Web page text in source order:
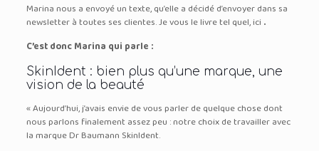
Marina nous a envoyé un texte, qu’elle a décidé d’envoyer dans sa
newsletter à toutes ses clientes. Je vous le livre tel quel, ici .
C’est donc Marina qui parle :
SkinIdent : bien plus qu’une marque, une
vision de la beauté
« Aujourd’hui, j’avais envie de vous parler de quelque chose dont
nous parlons finalement assez peu : notre choix de travailler avec
la marque Dr Baumann SkinIdent.